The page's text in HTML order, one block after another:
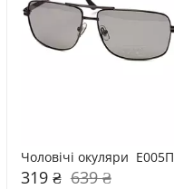
Чоловічі окуляри  Е005П
319 ₴ 639 ₴